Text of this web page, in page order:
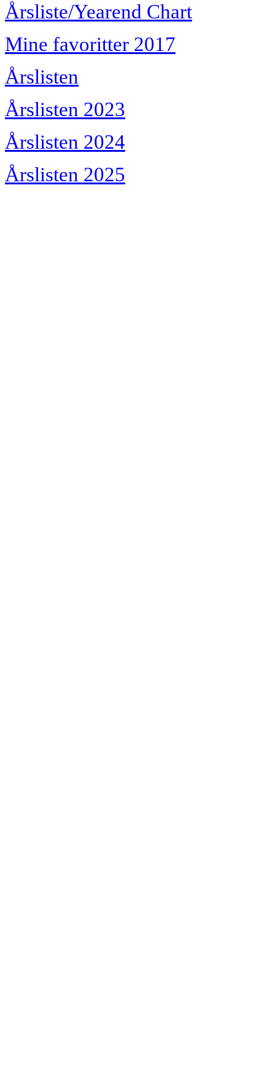
Årsliste/Yearend Chart
Mine favoritter 2017
Årslisten
Årslisten 2023
Årslisten 2024
Årslisten 2025